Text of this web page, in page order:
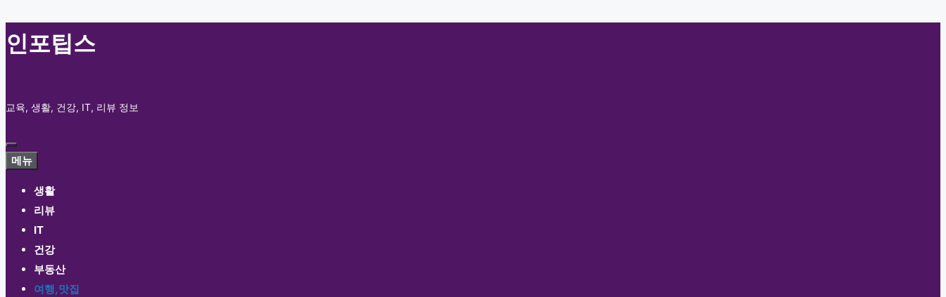
컨
텐
건
뛰
기
인포팁스
교육, 생활, 건강, IT, 리뷰 정보
메
뉴
메뉴
생활
리뷰
IT
건강
부동산
여행,맛집